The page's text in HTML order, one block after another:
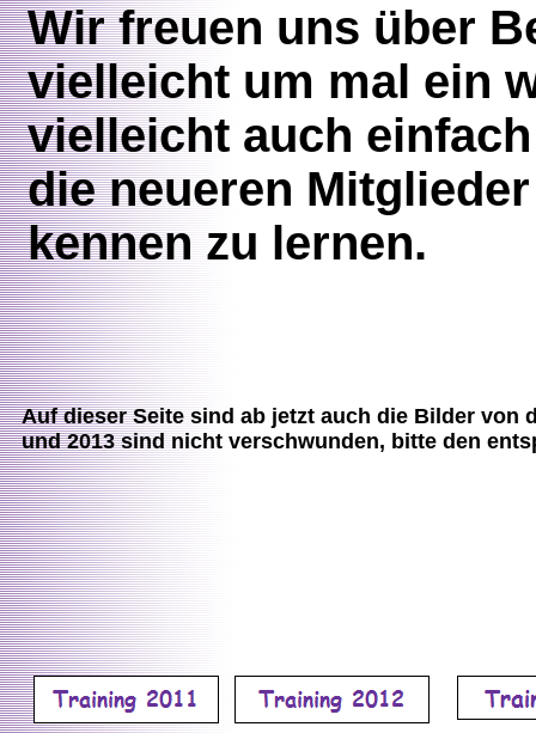
Wir freuen uns über
vielleicht um mal ein
vielleicht auch
die neueren
kennen zu lernen.
Auf dieser Seite sind ab jetzt auch die Bilder von
und 2013 sind nicht verschwunden, bitte den